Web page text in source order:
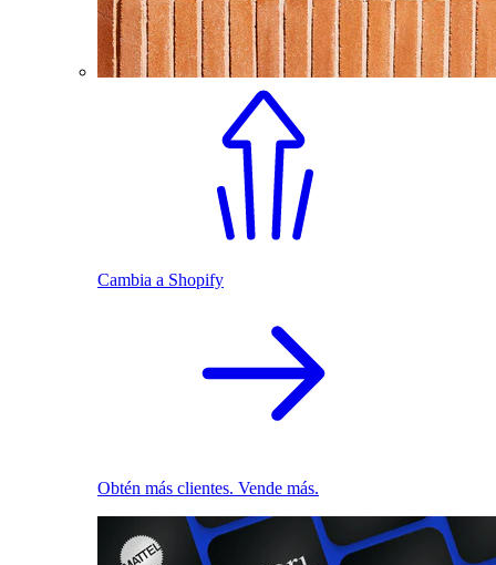
Cambia a Shopify
Obtén más clientes. Vende más.